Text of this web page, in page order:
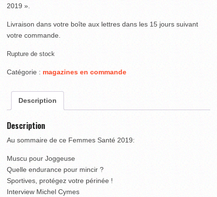
2019 ».
Livraison dans votre boîte aux lettres dans les 15 jours suivant
votre commande.
Rupture de stock
Catégorie : magazines en commande
Description
Description
Au sommaire de ce Femmes Santé 2019:
Muscu pour Joggeuse
Quelle endurance pour mincir ?
Sportives, protégez votre périnée !
Interview Michel Cymes